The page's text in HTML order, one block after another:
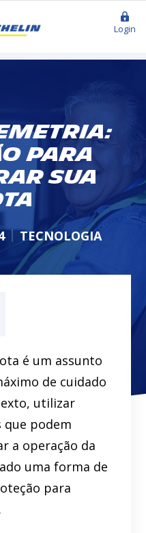
Login
para
sua
TECNOLOGIA
é um assunto
de cuidado
utilizar
que podem
a operação da
uma forma de
para